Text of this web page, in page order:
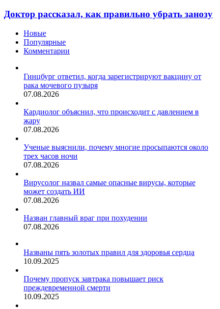
как
правильно
убрать
занозу
Доктор рассказал, как правильно убрать занозу
Новые
Популярные
Комментарии
Гинцбург ответил, когда зарегистрируют вакцину от
рака мочевого пузыря
07.08.2026
Кардиолог объяснил, что происходит с давлением в
жару
07.08.2026
Ученые выяснили, почему многие просыпаются около
трех часов ночи
07.08.2026
Вирусолог назвал самые опасные вирусы, которые
может создать ИИ
07.08.2026
Назван главный враг при похудении
07.08.2026
Названы пять золотых правил для здоровья сердца
10.09.2025
Почему пропуск завтрака повышает риск
преждевременной смерти
10.09.2025